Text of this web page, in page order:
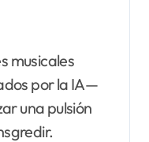
musicales
por la IA—
una pulsión